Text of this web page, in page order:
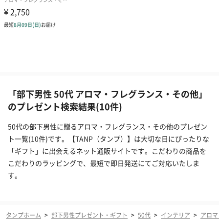
「部下男性 50代 アロマ・フレグランス・その他」
のプレゼント検索結果(10件)
50代の部下男性に贈るアロマ・フレグランス・その他のプレゼン
ト一覧(10件)です。【TANP（タンプ）】は大切な日にぴったりな
「ギフト」に出会えるネット通販サイトです。こだわりの商品を
こだわりのラッピングで、最短で即日発送にてご対応いたしま
す。
タンプホーム > 部下男性プレゼント・ギフト > 50代 > インテリア > アロ